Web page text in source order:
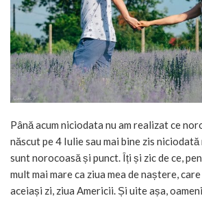
Până acum niciodata nu am realizat ce
născut pe 4 Iulie sau mai bine zis
sunt norocoasă și punct. Îți și zic de ce,
mult mai mare ca ziua mea de naștere,
aceiași zi, ziua Americii. Și uite așa,